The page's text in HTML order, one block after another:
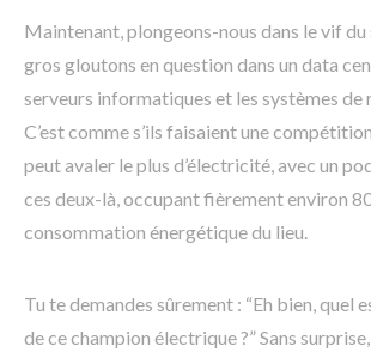
Maintenant, plongeons-nous dans le vif du
gros gloutons en question dans un data
serveurs informatiques et les systèmes
C’est comme s’ils faisaient une
peut avaler le plus d’électricité, avec un
ces deux-là, occupant fièrement environ
consommation énergétique du lieu.
Tu te demandes sûrement : “Eh bien, quel
de ce champion électrique ?” Sans